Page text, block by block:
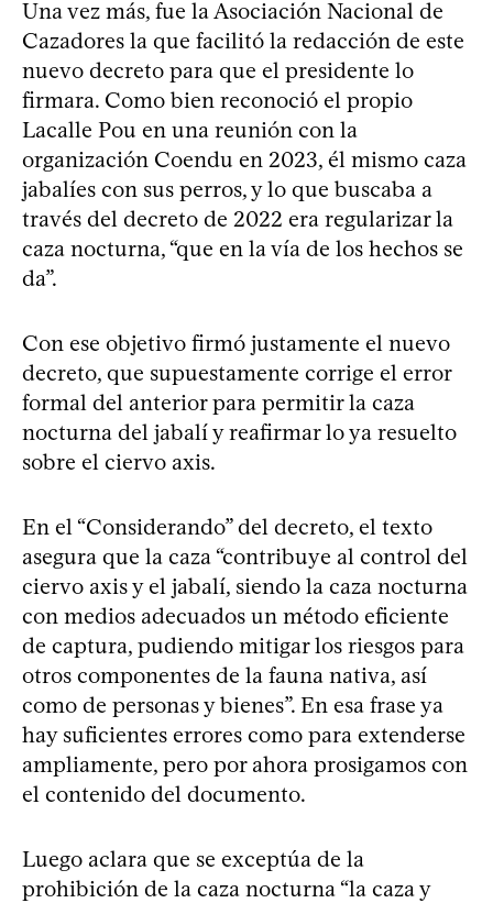
Una vez más, fue la Asociación Nacional de
Cazadores la que facilitó la redacción de este
nuevo decreto para que el presidente lo
firmara. Como bien reconoció el propio
Lacalle Pou en una reunión con la
organización Coendu en 2023, él mismo caza
jabalíes con sus perros, y lo que buscaba a
través del decreto de 2022 era regularizar la
caza nocturna, “que en la vía de los hechos se
da”.
Con ese objetivo firmó justamente el nuevo
decreto, que supuestamente corrige el error
formal del anterior para permitir la caza
nocturna del jabalí y reafirmar lo ya resuelto
sobre el ciervo axis.
En el “Considerando” del decreto, el texto
asegura que la caza “contribuye al control del
ciervo axis y el jabalí, siendo la caza nocturna
con medios adecuados un método eficiente
de captura, pudiendo mitigar los riesgos para
otros componentes de la fauna nativa, así
como de personas y bienes”. En esa frase ya
hay suficientes errores como para extenderse
ampliamente, pero por ahora prosigamos con
el contenido del documento.
Luego aclara que se exceptúa de la
prohibición de la caza nocturna “la caza y